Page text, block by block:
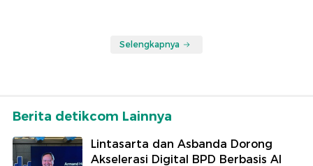
Selengkapnya
Berita detikcom Lainnya
Lintasarta dan Asbanda Dorong
Akselerasi Digital BPD Berbasis AI